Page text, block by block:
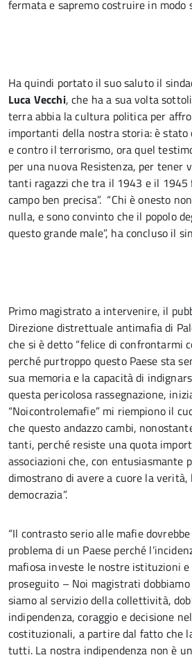
fermata e sapremo costruire in modo
Ha quindi portato il suo saluto il
Luca Vecchi, che ha a sua volta
terra abbia la cultura politica per
importanti della nostra storia: è stato
e contro il terrorismo, ora quel
per una nuova Resistenza, per tener
tanti ragazzi che tra il 1943 e il 1945
campo ben precisa”. “Chi è onesto
nulla, e sono convinto che il popolo
questo grande male”, ha concluso il
Primo magistrato a intervenire, il
Direzione distrettuale antimafia di
che si è detto “felice di confrontarmi
perché purtroppo questo Paese sta
sua memoria e la capacità di
questa pericolosa rassegnazione,
“Noicontrolemafie” mi riempiono il
che questo andazzo cambi,
tanti, perché resiste una quota
associazioni che, con entusiasmante
dimostrano di avere a cuore la
democrazia”.
“Il contrasto serio alle mafie
problema di un Paese perché
mafiosa investe le nostre istituzioni
proseguito – Noi magistrati
siamo al servizio della collettività,
indipendenza, coraggio e decisione
costituzionali, a partire dal fatto che
tutti. La nostra indipendenza non è